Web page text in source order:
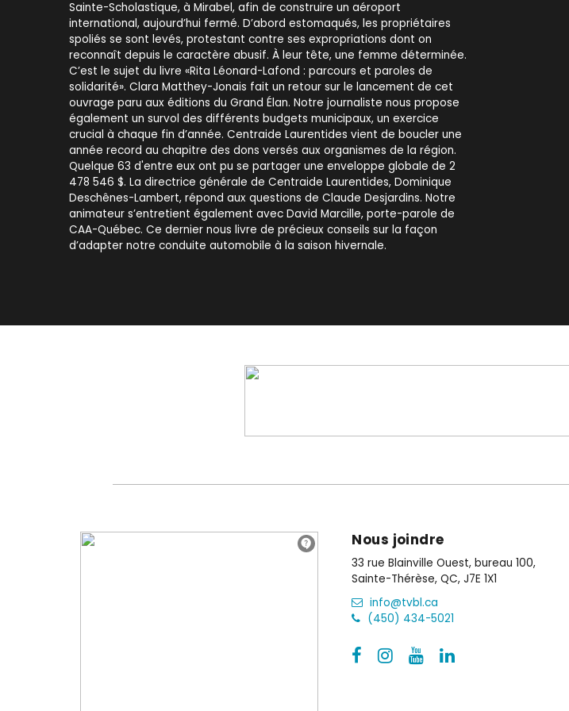
Sainte-Scholastique, à Mirabel, afin de construire un aéroport
international, aujourd’hui fermé. D’abord estomaqués, les propriétaires
spoliés se sont levés, protestant contre ses expropriations dont on
reconnaît depuis le caractère abusif. À leur tête, une femme déterminée.
C’est le sujet du livre «Rita Léonard-Lafond : parcours et paroles de
solidarité». Clara Matthey-Jonais fait un retour sur le lancement de cet
ouvrage paru aux éditions du Grand Élan. Notre journaliste nous propose
également un survol des différents budgets municipaux, un exercice
crucial à chaque fin d’année. Centraide Laurentides vient de boucler une
année record au chapitre des dons versés aux organismes de la région.
Quelque 63 d'entre eux ont pu se partager une enveloppe globale de 2
478 546 $. La directrice générale de Centraide Laurentides, Dominique
Deschênes-Lambert, répond aux questions de Claude Desjardins. Notre
animateur s’entretient également avec David Marcille, porte-parole de
CAA-Québec. Ce dernier nous livre de précieux conseils sur la façon
d’adapter notre conduite automobile à la saison hivernale.
Nous joindre
33 rue Blainville Ouest, bureau 100,
Sainte-Thérèse, QC, J7E 1X1
info@tvbl.ca
(450) 434-5021